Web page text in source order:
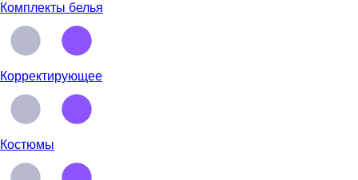
Комплекты белья
Корректирующее
Костюмы